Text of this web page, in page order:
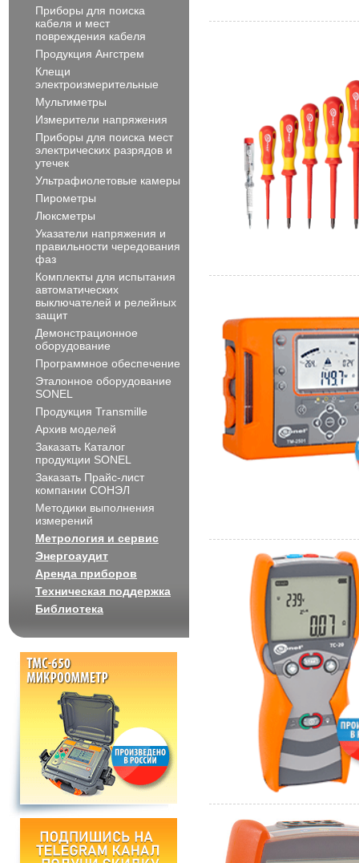
Приборы для поиска
кабеля и мест
повреждения кабеля
Продукция Ангстрем
Клещи
электроизмерительные
Мультиметры
Измерители напряжения
Приборы для поиска мест
электрических разрядов и
утечек
Ультрафиолетовые камеры
Пирометры
Люксметры
Указатели напряжения и
правильности чередования
фаз
Комплекты для испытания
автоматических
выключателей и релейных
защит
Демонстрационное
оборудование
Программное обеспечение
Эталонное оборудование
SONEL
Продукция Transmille
Архив моделей
Заказать Каталог
продукции SONEL
Заказать Прайс-лист
компании СОНЭЛ
Методики выполнения
измерений
Метрология и сервис
Энергоаудит
Аренда приборов
Техническая поддержка
Библиотека